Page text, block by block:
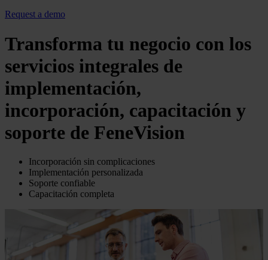
Request a demo
Transforma tu negocio con los
servicios integrales de
implementación,
incorporación, capacitación y
soporte de FeneVision
Incorporación sin complicaciones
Implementación personalizada
Soporte confiable
Capacitación completa